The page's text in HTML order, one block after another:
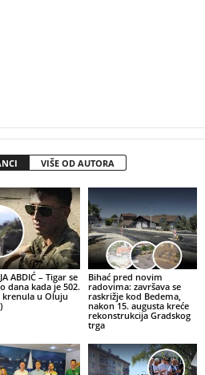
VIŠE OD AUTORA
ABDIĆ – Tigar se
dana kada je 502.
krenula u Oluju
Bihać pred novim
radovima: završava se
raskrižje kod Bedema,
nakon 15. augusta kreće
rekonstrukcija Gradskog
trga